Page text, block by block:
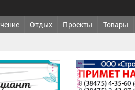
Отдых Проекты Товары
реклама